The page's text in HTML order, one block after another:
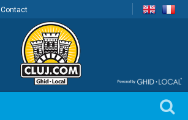
Contact